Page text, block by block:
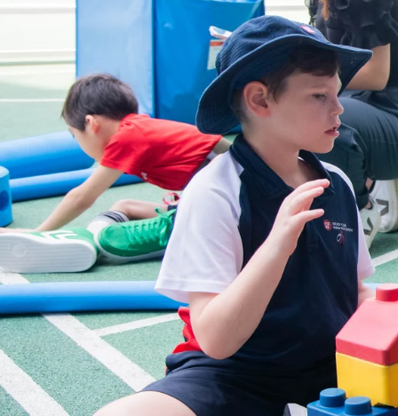
我們的教
學方式
英基學校
招生
查詢表格
繁體中
文